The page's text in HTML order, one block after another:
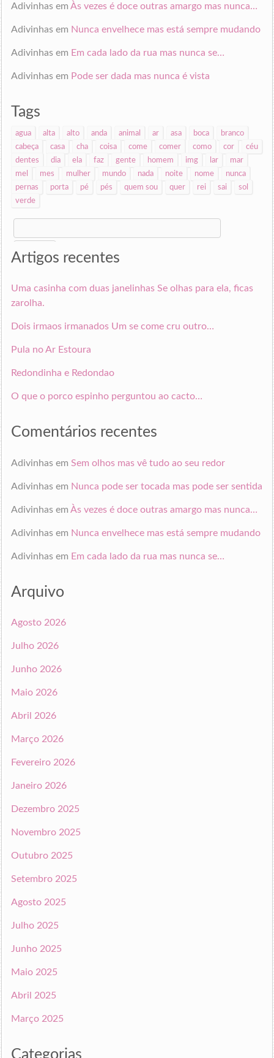
Adivinhasem Às vezes é doce outras amargo mas nunca…
Adivinhasem Nunca envelhece mas está sempre mudando
Adivinhasem Em cada lado da rua mas nunca se…
Adivinhasem Pode ser dada mas nunca é vista
Tags
agua alta alto anda animal ar asa boca
branco
cabeça
casa cha coisa come comer como cor
céu
dentes
dia ela faz gente homem img lar
mar
mel
mes mulher mundo nada noite nome
nunca
pernas
porta pé pés quem sou quer rei sai
sol
verde
Search
for:
Artigos recentes
Uma casinha com duas janelinhas Se olhas para ela, ficas
zarolha.
Dois irmaos irmanados Um se come cru outro…
Pula no Ar Estoura
Redondinha e Redondao
O que o porco espinho perguntou ao cacto…
Comentários recentes
Adivinhasem Sem olhos mas vê tudo ao seu redor
Adivinhasem Nunca pode ser tocada mas pode ser sentida
Adivinhasem Às vezes é doce outras amargo mas nunca…
Adivinhasem Nunca envelhece mas está sempre mudando
Adivinhasem Em cada lado da rua mas nunca se…
Arquivo
Agosto 2026
Julho 2026
Junho 2026
Maio 2026
Abril 2026
Março 2026
Fevereiro 2026
Janeiro 2026
Dezembro 2025
Novembro 2025
Outubro 2025
Setembro 2025
Agosto 2025
Julho 2025
Junho 2025
Maio 2025
Abril 2025
Março 2025
Categorias